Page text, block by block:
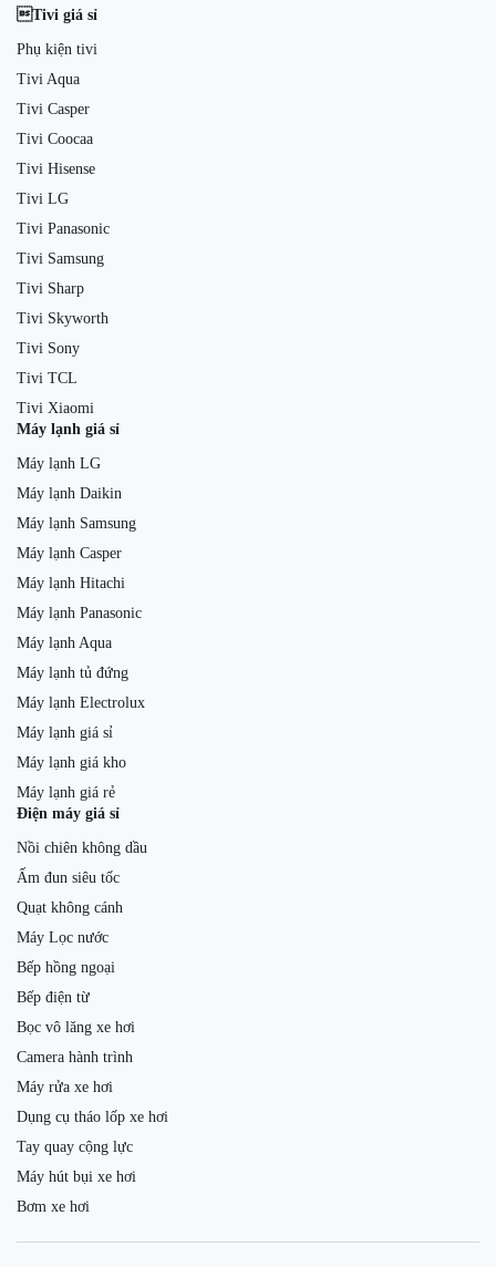
Tivi giá sỉ
Phụ kiện tivi
Tivi Aqua
Tivi Casper
Tivi Coocaa
Tivi Hisense
Tivi LG
Tivi Panasonic
Tivi Samsung
Tivi Sharp
Tivi Skyworth
Tivi Sony
Tivi TCL
Tivi Xiaomi
Máy lạnh giá sỉ
Máy lạnh LG
Máy lạnh Daikin
Máy lạnh Samsung
Máy lạnh Casper
Máy lạnh Hitachi
Máy lạnh Panasonic
Máy lạnh Aqua
Máy lạnh tủ đứng
Máy lạnh Electrolux
Máy lạnh giá sỉ
Máy lạnh giá kho
Máy lạnh giá rẻ
Điện máy giá sỉ
Nồi chiên không dầu
Ấm đun siêu tốc
Quạt không cánh
Máy Lọc nước
Bếp hồng ngoại
Bếp điện từ
Bọc vô lăng xe hơi
Camera hành trình
Máy rửa xe hơi
Dụng cụ tháo lốp xe hơi
Tay quay cộng lực
Máy hút bụi xe hơi
Bơm xe hơi